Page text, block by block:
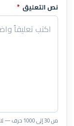
نص التعليق *
من 30 إلى 1000 حرف — لا تُقبل الروابط أو أكواد HTML.